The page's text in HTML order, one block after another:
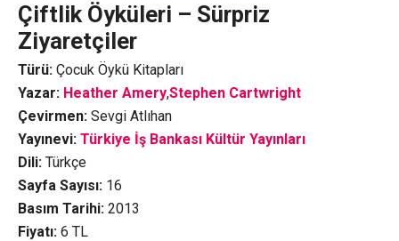
Çiftlik Öyküleri – Sürpriz
Ziyaretçiler
Türü:Çocuk Öykü Kitapları
Yazar: Heather Amery,Stephen Cartwright
Çevirmen:Sevgi Atlıhan
Yayınevi: Türkiye İş Bankası Kültür Yayınları
Dili: Türkçe
Sayfa Sayısı: 16
Basım Tarihi: 2013
Fiyatı: 6 TL